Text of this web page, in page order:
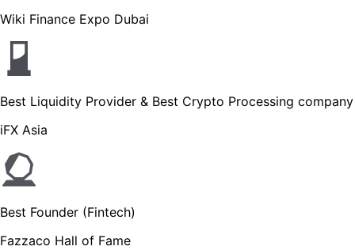
Wiki Finance Expo Dubai
Best Liquidity Provider & Best Crypto Processing company
iFX Asia
Best Founder (Fintech)
Fazzaco Hall of Fame